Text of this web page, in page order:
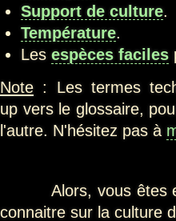
Support de culture.
Température.
Les espèces faciles
Note : Les termes
up vers le glossaire,
l'autre. N'hésitez pas à
Alors, vous êtes
connaitre sur la culture